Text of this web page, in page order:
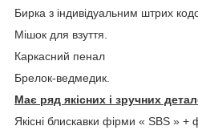
Бирка з індивідуальним штрих
Мішок для взуття.
Каркасний пенал
Брелок-ведмедик.
Має ряд якісних і зручних
Якісні блискавки фірми « SBS » +